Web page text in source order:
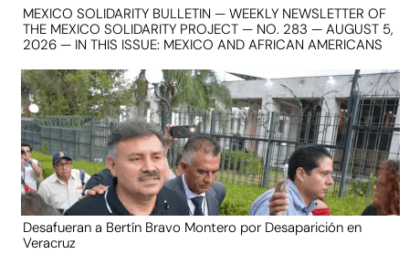
MEXICO SOLIDARITY BULLETIN — WEEKLY NEWSLETTER OF
THE MEXICO SOLIDARITY PROJECT — NO. 283 — AUGUST 5,
2026 — IN THIS ISSUE: MEXICO AND AFRICAN AMERICANS
Desafueran a Bertín Bravo Montero por Desaparición en
Veracruz